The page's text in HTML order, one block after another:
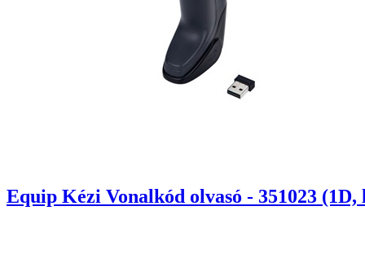
Equip Kézi Vonalkód olvasó - 351023